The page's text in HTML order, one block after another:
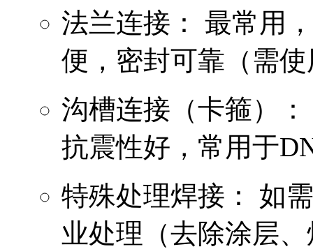
法兰连接： 最常用
便，密封可靠（需
沟槽连接（卡箍）
抗震性好，常用于
特殊处理焊接： 如
业处理（去除涂层